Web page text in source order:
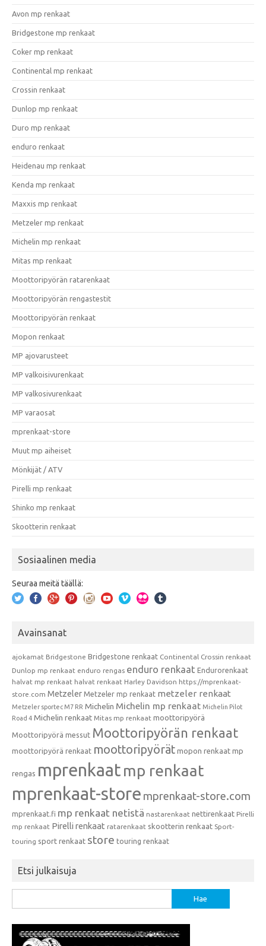
Avon mp renkaat
Bridgestone mp renkaat
Coker mp renkaat
Continental mp renkaat
Crossin renkaat
Dunlop mp renkaat
Duro mp renkaat
enduro renkaat
Heidenau mp renkaat
Kenda mp renkaat
Maxxis mp renkaat
Metzeler mp renkaat
Michelin mp renkaat
Mitas mp renkaat
Moottoripyörän ratarenkaat
Moottoripyörän rengastestit
Moottoripyörän renkaat
Mopon renkaat
MP ajovarusteet
MP valkoisivurenkaat
MP valkosivurenkaat
MP varaosat
mprenkaat-store
Muut mp aiheiset
Mönkijät / ATV
Pirelli mp renkaat
Shinko mp renkaat
Skootterin renkaat
Sosiaalinen media
Seuraa meitä täällä:
Avainsanat
ajokamat Bridgestone Bridgestone renkaat Continental Crossin renkaat
Dunlop mp renkaat enduro rengas enduro renkaat Endurorenkaat
halvat mp renkaat halvat renkaat Harley Davidson https://mprenkaat-
store.com Metzeler Metzeler mp renkaat metzeler renkaat
Metzeler sportec M7 RR Michelin Michelin mp renkaat Michelin Pilot
Road 4 Michelin renkaat Mitas mp renkaat moottoripyörä
Moottoripyörä messut Moottoripyörän renkaat
moottoripyörä renkaat moottoripyörät mopon renkaat mp
rengas mprenkaat mp renkaat
mprenkaat-store mprenkaat-store.com
mprenkaat.fi mp renkaat netistä nastarenkaat nettirenkaat Pirelli
mp renkaat Pirelli renkaat ratarenkaat skootterin renkaat Sport-
touring sport renkaat store touring renkaat
Etsi julkaisuja